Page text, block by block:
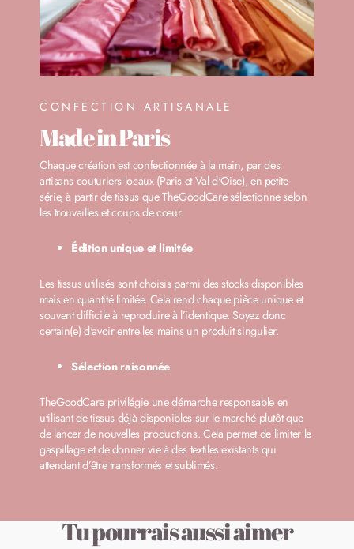
CONFECTION ARTISANALE
Made in Paris
Chaque création est confectionnée à la main, par des
artisans couturiers locaux (Paris et Val d'Oise), en petite
série, à partir de tissus que TheGoodCare sélectionne selon
les trouvailles et coups de cœur.
Édition unique et limitée
Les tissus utilisés sont choisis parmi des stocks disponibles
mais en quantité limitée. Cela rend chaque pièce unique et
souvent difficile à reproduire à l’identique. Soyez donc
certain(e) d'avoir entre les mains un produit singulier.
Sélection raisonnée
TheGoodCare privilégie une démarche responsable en
utilisant de tissus déjà disponibles sur le marché plutôt que
de lancer de nouvelles productions. Cela permet de limiter le
gaspillage et de donner vie à des textiles existants qui
attendant d’être transformés et sublimés.
Tu pourrais aussi aimer